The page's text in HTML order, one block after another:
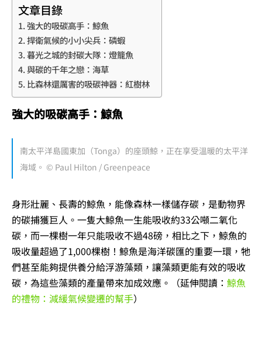
文章目錄
強大的吸碳高手：鯨魚
捍衛氣候的小小尖兵：磷蝦
暮光之城的封碳大隊：燈籠魚
與碳的千年之戀：海草
比森林還厲害的吸碳神器：紅樹林
強大的吸碳高手：鯨魚
南太平洋島國東加（Tonga）的座頭鯨，正在享受溫暖的太平洋
海域。 © Paul Hilton / Greenpeace
身形壯麗、長壽的鯨魚，能像森林一樣儲存碳，是動物界
的碳捕獲巨人。一隻大鯨魚一生能吸收約33公噸二氧化
碳，而一棵樹一年只能吸收不過48磅，相比之下，鯨魚的
吸收量超過了1,000棵樹！鯨魚是海洋碳匯的重要一環，牠
們甚至能夠提供養分給浮游藻類，讓藻類更能有效的吸收
碳，為這些藻類的產量帶來加成效應。（延伸閱讀： 鯨魚
的禮物：減緩氣候變遷的幫手）